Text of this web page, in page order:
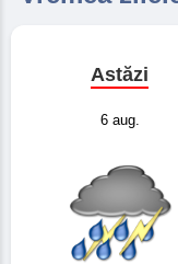
Astăzi
6 aug.